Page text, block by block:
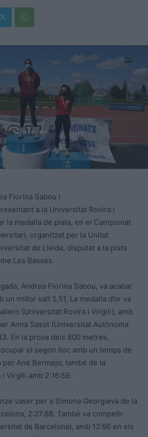
Florina Sabou i
a la Universitat Rovira i
la medalla de plata, en el Campionat
organitzat per la Unitat
de Lleida, disputat a la pista
Les Basses.
Andrea Florina Sabou, va acabar
un millor salt 5,51, La medalla d’or va
(Universitat Rovira i Virgili), amb
Anna Sasot (Universitat Autònoma
En la prova dels 800 metres,
el segon lloc amb un temps de
per Ane Bermejo, també de la
Virgili amb 2:16:59.
vaser per a Simona Georgieva de la
2:27:88. Tambè va competir
de Barcelona), amb 12:96 en els